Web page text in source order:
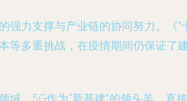
强力支撑与产业链的协同努力。《
等多重挑战，在疫情期间仍保证